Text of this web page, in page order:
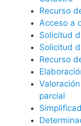
Recurso
Acceso a
Solicitud
Solicitud
Recurso
parcial